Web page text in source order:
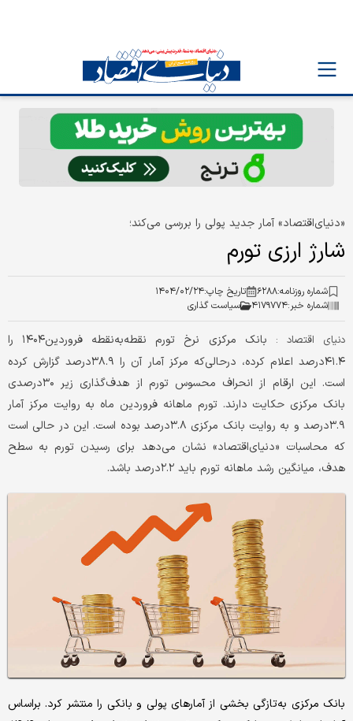
«دنیای‌اقتصاد» آمار جدید پولی را بررسی می‌کند؛
شارژ ارزی تورم
شماره روزنامه:۶۲۸۸ تاریخ چاپ:۱۴۰۴/۰۲/۲۴
شماره خبر:۴۱۷۹۷۷۴ سیاست گذاری
دنیای اقتصاد :
بانک مرکزی نرخ تورم نقطه‌به‌نقطه فروردین۱۴۰۴ را
۴۱.۴درصد اعلام کرده، درحالی‌که مرکز آمار آن را ۳۸.۹درصد گزارش کرده
است. این ارقام از انحراف محسوس تورم از هدف‌گذاری زیر ۳۰درصدی
بانک مرکزی حکایت دارند. تورم ماهانه فروردین ماه به روایت مرکز آمار
۳.۹درصد و به روایت بانک مرکزی ۳.۸درصد بوده است. این در حالی است
که محاسبات «دنیای‌اقتصاد» نشان می‌دهد برای رسیدن تورم به سطح
هدف، میانگین رشد ماهانه تورم باید ۲.۲درصد باشد.
بانک مرکزی به‌تازگی بخشی از آمارهای پولی و بانکی را منتشر کرد. براساس